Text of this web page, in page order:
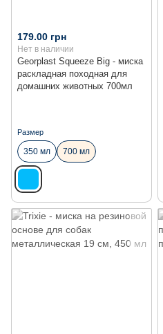
Georplast Squeeze Big - миска
раскладная походная для
домашних животных 700мл
179.00 грн
Нет в наличии
Размер
350 мл 700 мл